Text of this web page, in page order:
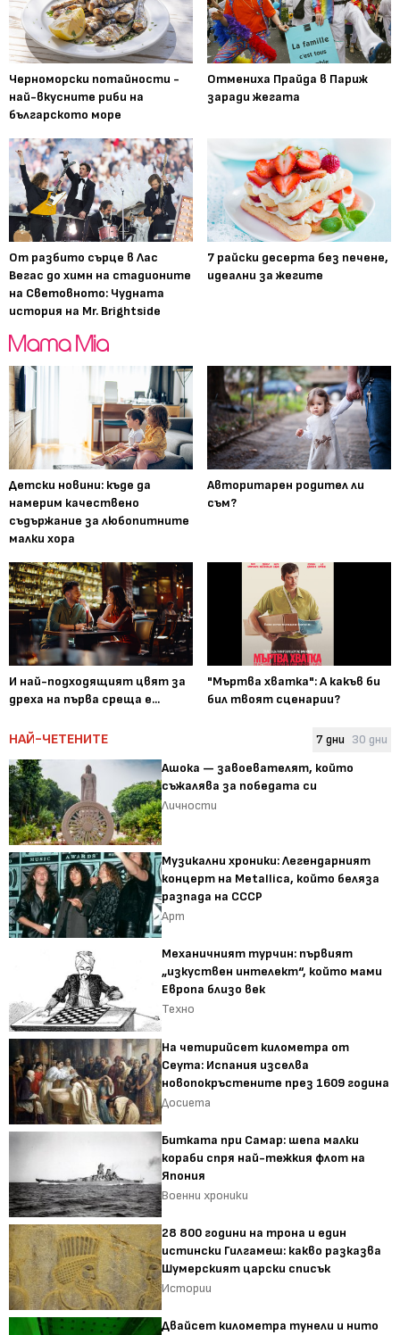
Черноморски потайности -
най-вкусните риби на
българското море
Отмениха Прайда в Париж
заради жегата
От разбито сърце в Лас
Вегас до химн на стадионите
на Световното: Чудната
история на Mr. Brightside
7 райски десерта без печене,
идеални за жегите
Детски новини: къде да
намерим качествено
съдържание за любопитните
малки хора
Авторитарен родител ли
съм?
И най-подходящият цвят за
дреха на първа среща е...
"Мъртва хватка": А какъв би
бил твоят сценарии?
НАЙ-ЧЕТЕНИТЕ 7 дни 30 дни
Ашока — завоевателят, който
съжалява за победата си
Личности
Музикални хроники: Легендарният
концерт на Metallica, който беляза
разпада на СССР
Арт
Механичният турчин: първият
„изкуствен интелект“, който мами
Европа близо век
Техно
На четирийсет километра от
Сеута: Испания изселва
новопокръстените през 1609 година
Досиета
Битката при Самар: шепа малки
кораби спря най-тежкия флот на
Япония
Военни хроники
28 800 години на трона и един
истински Гилгамеш: какво разказва
Шумерският царски списък
Истории
Двайсет километра тунели и нито